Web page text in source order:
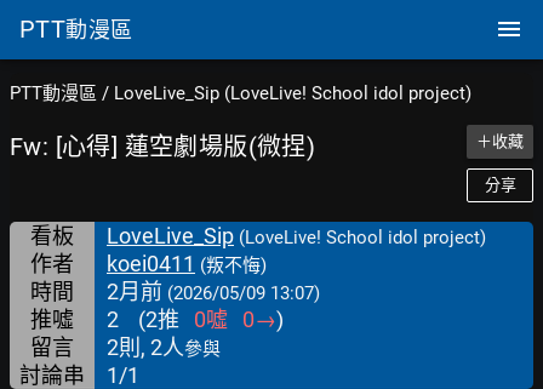
PTT動漫區
PTT動漫區 / LoveLive_Sip (LoveLive! School idol project)
Fw: [心得] 蓮空劇場版(微捏) ＋收藏
分享
看板 LoveLive_Sip (LoveLive! School idol project)
作者 koei0411 (叛不悔)
時間 2月前 (2026/05/09 13:07)
推噓 2 (2推 0噓 0→)
留言
2則, 2人參與
討論串 1/1